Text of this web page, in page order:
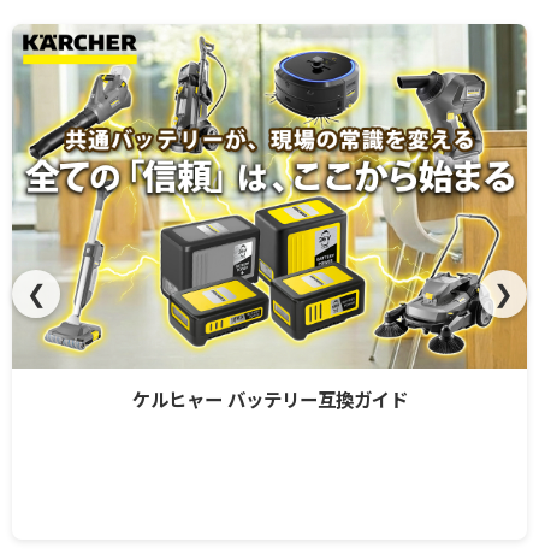
ケルヒャー バッテリー互換ガイド
❮ ❯